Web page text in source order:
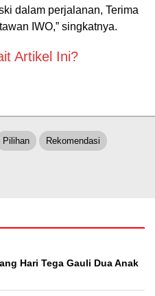
dalam perjalanan, Terima
IWO,” singkatnya.
Artikel Ini?
Pilihan Rekomendasi
Hari Tega Gauli Dua Anak